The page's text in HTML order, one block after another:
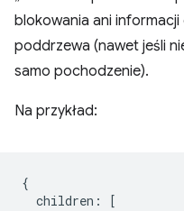
blokowania ani
poddrzewa (nawet jeśli
samo pochodzenie).
Na przykład:
{
children :
[